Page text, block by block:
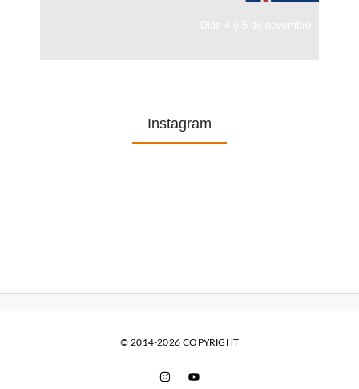
Instagram
© 2014-2026 COPYRIGHT